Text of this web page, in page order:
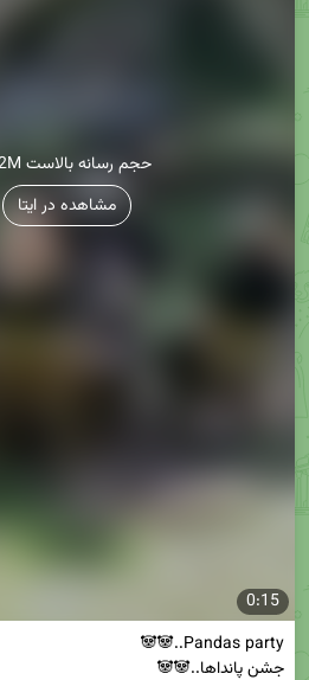
0:15
1.2M حجم رسانه بالاست
مشاهده در ایتا
جشن پانداها..🐼🐼